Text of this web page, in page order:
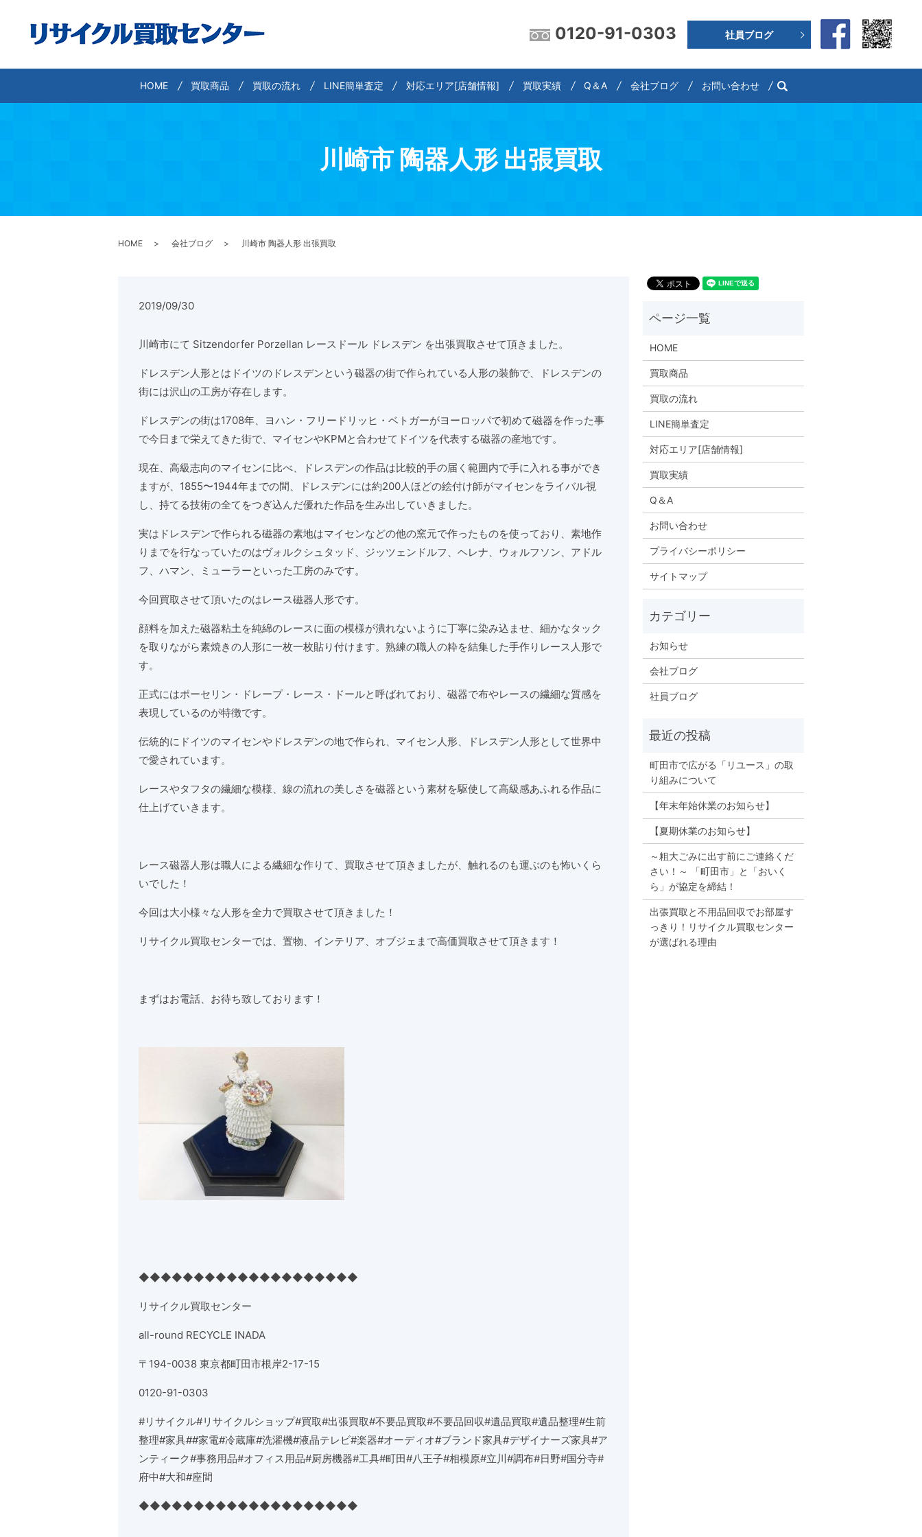
0120-91-0303
HOME 買取商品 買取の流れ LINE簡単査定 対応エリア[店舗情報] 買取実績 Q＆A 会社ブログ
社員ブログ
お問い合わせ search
川崎市 陶器人形 出張買取
HOME 会社ブログ 川崎市 陶器人形 出張買取
2019/09/30
川崎市にて Sitzendorfer Porzellan レースドール ドレスデン を出張買取させて頂きました。
ドレスデン人形とはドイツのドレスデンという磁器の街で作られている人形の装飾で、ドレスデンの
街には沢山の工房が存在します。
ドレスデンの街は1708年、ヨハン・フリードリッヒ・ベトガーがヨーロッパで初めて磁器を作った事
で今日まで栄えてきた街で、マイセンやKPMと合わせてドイツを代表する磁器の産地です。
現在、高級志向のマイセンに比べ、ドレスデンの作品は比較的手の届く範囲内で手に入れる事ができ
ますが、1855〜1944年までの間、ドレスデンには約200人ほどの絵付け師がマイセンをライバル視
し、持てる技術の全てをつぎ込んだ優れた作品を生み出していきました。
実はドレスデンで作られる磁器の素地はマイセンなどの他の窯元で作ったものを使っており、素地作
りまでを行なっていたのはヴォルクシュタッド、ジッツェンドルフ、ヘレナ、ウォルフソン、アドル
フ、ハマン、ミューラーといった工房のみです。
今回買取させて頂いたのはレース磁器人形です。
顔料を加えた磁器粘土を純綿のレースに面の模様が潰れないように丁寧に染み込ませ、細かなタック
を取りながら素焼きの人形に一枚一枚貼り付けます。熟練の職人の粋を結集した手作りレース人形で
す。
正式にはポーセリン・ドレープ・レース・ドールと呼ばれており、磁器で布やレースの繊細な質感を
表現しているのが特徴です。
伝統的にドイツのマイセンやドレスデンの地で作られ、マイセン人形、ドレスデン人形として世界中
で愛されています。
レースやタフタの繊細な模様、線の流れの美しさを磁器という素材を駆使して高級感あふれる作品に
仕上げていきます。
レース磁器人形は職人による繊細な作りて、買取させて頂きましたが、触れるのも運ぶのも怖いくら
いでした！
今回は大小様々な人形を全力で買取させて頂きました！
リサイクル買取センターでは、置物、インテリア、オブジェまで高価買取させて頂きます！
まずはお電話、お待ち致しております！
◆◆◆◆◆◆◆◆◆◆◆◆◆◆◆◆◆◆◆◆
リサイクル買取センター
all-round RECYCLE INADA
〒 194-0038 東京都町田市根岸2-17-15
0120-91-0303
#リサイクル#リサイクルショップ#買取#出張買取#不要品買取#不要品回収#遺品買取#遺品整理#生前
整理#家具##家電#冷蔵庫#洗濯機#液晶テレビ#楽器#オーディオ#ブランド家具#デザイナーズ家具#ア
ンティーク#事務用品#オフィス用品#厨房機器#工具#町田#八王子#相模原#立川 #調布#日野#国分寺#
府中#大和#座間
◆◆◆◆◆◆◆◆◆◆◆◆◆◆◆◆◆◆◆◆
HOME
買取商品
買取の流れ
LINE簡単査定
対応エリア[店舗情報]
買取実績
Q＆A
お問い合わせ
プライバシーポリシー
サイトマップ
お知らせ
会社ブログ
社員ブログ
町田市で広がる「リユース」の取
り組みについて
【年末年始休業のお知らせ】
【夏期休業のお知らせ】
～粗大ごみに出す前にご連絡くだ
さい！～ 「町田市」と「おいく
ら」が協定を締結！
出張買取と不用品回収でお部屋す
っきり！リサイクル買取センター
が選ばれる理由